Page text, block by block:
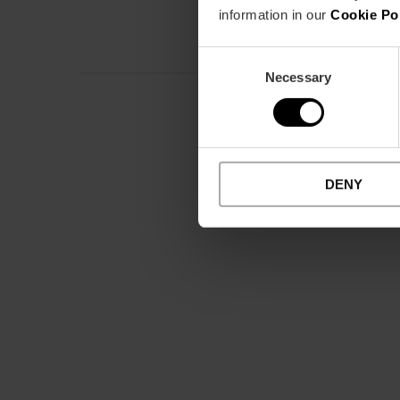
information in our Cookie
Necessary
DENY